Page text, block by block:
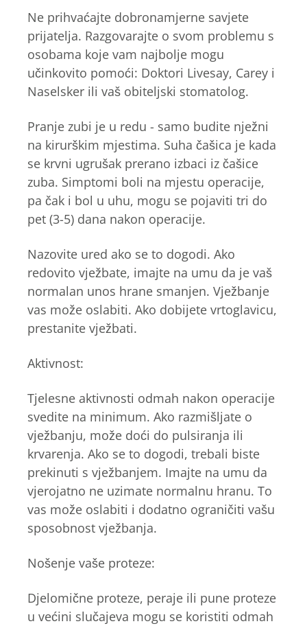
Ne prihvaćajte dobronamjerne savjete
prijatelja. Razgovarajte o svom problemu s
osobama koje vam najbolje mogu
učinkovito pomoći: Doktori Livesay, Carey i
Naselsker ili vaš obiteljski stomatolog.
Pranje zubi je u redu - samo budite nježni
na kirurškim mjestima. Suha čašica je kada
se krvni ugrušak prerano izbaci iz čašice
zuba. Simptomi boli na mjestu operacije,
pa čak i bol u uhu, mogu se pojaviti tri do
pet (3-5) dana nakon operacije.
Nazovite ured ako se to dogodi. Ako
redovito vježbate, imajte na umu da je vaš
normalan unos hrane smanjen. Vježbanje
vas može oslabiti. Ako dobijete vrtoglavicu,
prestanite vježbati.
Aktivnost:
Tjelesne aktivnosti odmah nakon operacije
svedite na minimum. Ako razmišljate o
vježbanju, može doći do pulsiranja ili
krvarenja. Ako se to dogodi, trebali biste
prekinuti s vježbanjem. Imajte na umu da
vjerojatno ne uzimate normalnu hranu. To
vas može oslabiti i dodatno ograničiti vašu
sposobnost vježbanja.
Nošenje vaše proteze:
Djelomične proteze, peraje ili pune proteze
u većini slučajeva mogu se koristiti odmah